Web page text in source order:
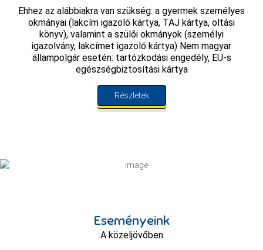
Ehhez az alábbiakra van szükség: a gyermek személyes
okmányai (lakcím igazoló kártya, TAJ kártya, oltási
könyv), valamint a szülői okmányok (személyi
igazolvány, lakcímet igazoló kártya) Nem magyar
állampolgár esetén: tartózkodási engedély, EU-s
egészségbiztosítási kártya
Részletek
Eseményeink
A közeljövőben